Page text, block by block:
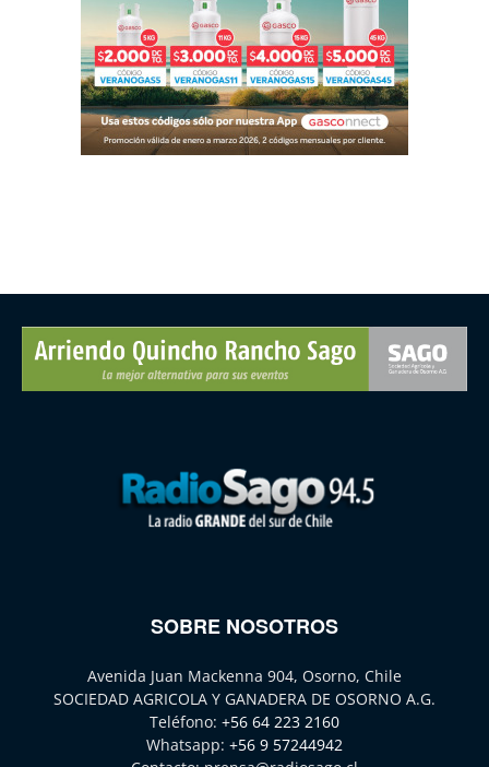
SOBRE NOSOTROS
Avenida Juan Mackenna 904, Osorno, Chile
SOCIEDAD AGRICOLA Y GANADERA DE OSORNO A.G.
Teléfono: +56 64 223 2160
Whatsapp: +56 9 57244942